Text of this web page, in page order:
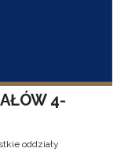
4-
oddziały